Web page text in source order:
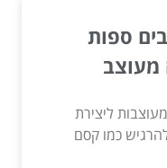
ספות
מעוצב
ליצירת
כמו קסם